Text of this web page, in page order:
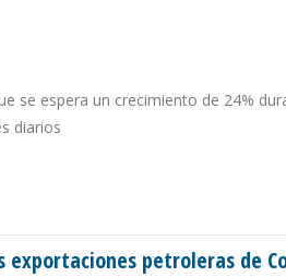
se espera un crecimiento de 24%
diarios
petroleras de